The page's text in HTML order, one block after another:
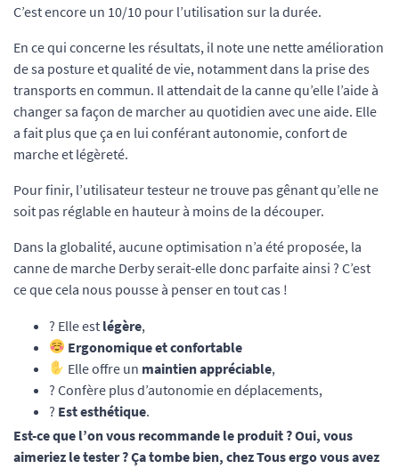
C’est encore un 10/10 pour l’utilisation sur la durée.
En ce qui concerne les résultats, il note une nette amélioration
de sa posture et qualité de vie, notamment dans la prise des
transports en commun. Il attendait de la canne qu’elle l’aide à
changer sa façon de marcher au quotidien avec une aide. Elle
a fait plus que ça en lui conférant autonomie, confort de
marche et légèreté.
Pour finir, l’utilisateur testeur ne trouve pas gênant qu’elle ne
soit pas réglable en hauteur à moins de la découper.
Dans la globalité, aucune optimisation n’a été proposée, la
canne de marche Derby serait-elle donc parfaite ainsi ? C’est
ce que cela nous pousse à penser en tout cas !
? Elle est légère,
Ergonomique et confortable
Elle offre un maintien appréciable,
? Confère plus d’autonomie en déplacements,
? Est esthétique.
Est-ce que l’on vous recommande le produit ? Oui, vous
aimeriez le tester ? Ça tombe bien, chez Tous ergo vous avez